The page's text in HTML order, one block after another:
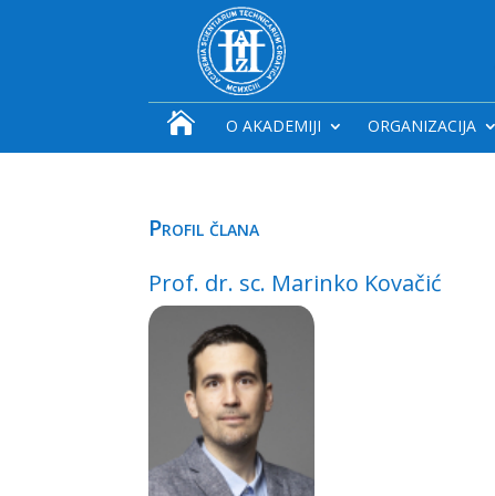
 O AKADEMIJI ORGANIZACIJA
Profil člana
Prof. dr. sc. Marinko Kovačić